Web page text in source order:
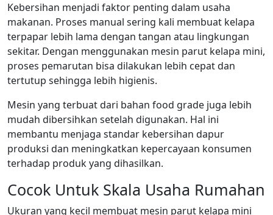
Kebersihan menjadi faktor penting dalam usaha
makanan. Proses manual sering kali membuat kelapa
terpapar lebih lama dengan tangan atau lingkungan
sekitar. Dengan menggunakan mesin parut kelapa mini,
proses pemarutan bisa dilakukan lebih cepat dan
tertutup sehingga lebih higienis.
Mesin yang terbuat dari bahan food grade juga lebih
mudah dibersihkan setelah digunakan. Hal ini
membantu menjaga standar kebersihan dapur
produksi dan meningkatkan kepercayaan konsumen
terhadap produk yang dihasilkan.
Cocok Untuk Skala Usaha Rumahan
Ukuran yang kecil membuat mesin parut kelapa mini